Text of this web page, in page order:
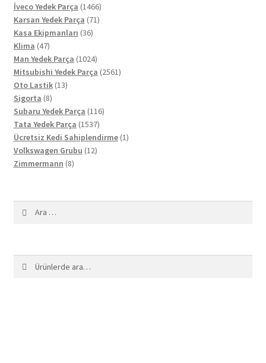
ürün
İveco Yedek Parça 14661466
ürün
Karsan Yedek Parça 7171
Kasa Ekipmanları 3636
Klima 4747
ürün
Man Yedek Parça 10241024
ürün
Mitsubishi Yedek Parça 25612561
Oto Lastik 1313
Sigorta 88
ürün
Subaru Yedek Parça 116116
Tata Yedek Parça 15371537
ürün
Ücretsiz Kedi Sahiplendirme 11
Volkswagen Grubu 1212
Zimmermann 88